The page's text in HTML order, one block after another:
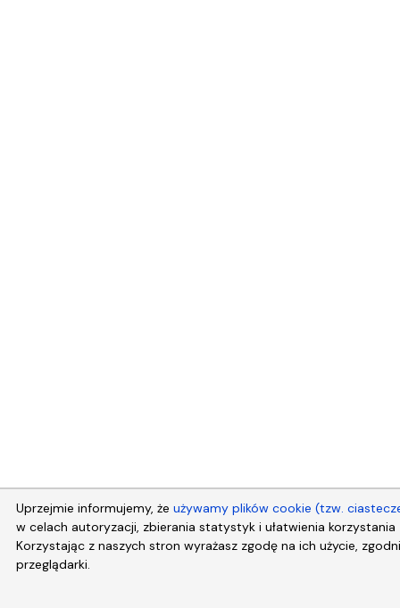
Uprzejmie informujemy, że używamy plików cookie (tzw.
w celach autoryzacji, zbierania statystyk i ułatwienia
Korzystając z naszych stron wyrażasz zgodę na ich użycie,
przeglądarki.